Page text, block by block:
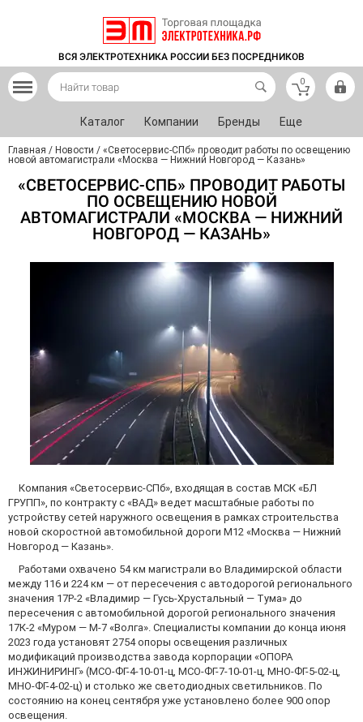
ВСЯ ЭЛЕКТРОТЕХНИКА РОССИИ БЕЗ ПОСРЕДНИКОВ
0
Каталог Компании Бренды Еще
Главная / Новости / «Светосервис-СПб» проводит работы по освещению
новой автомагистрали «Москва — Нижний Новгород — Казань»
«СВЕТОСЕРВИС-СПБ» ПРОВОДИТ РАБОТЫ
ПО ОСВЕЩЕНИЮ НОВОЙ
АВТОМАГИСТРАЛИ «МОСКВА — НИЖНИЙ
НОВГОРОД — КАЗАНЬ»
Компания «Светосервис-СПб», входящая в состав МСК «БЛ
ГРУПП», по контракту с «ВАД» ведет масштабные работы по
устройству сетей наружного освещения в рамках строительства
новой скоростной автомобильной дороги М12 «Москва — Нижний
Новгород — Казань».
Работами охвачено 54 км магистрали во Владимирской области
между 116 и 224 км — от пересечения с автодорогой регионального
значения 17Р-2 «Владимир — Гусь-Хрустальный — Тума» до
пересечения с автомобильной дорогой регионального значения
17К-2 «Муром — М-7 «Волга». Специалисты компании до конца июня
2023 года установят 2754 опоры освещения различных
модификаций производства завода корпорации «ОПОРА
ИНЖИНИРИНГ» (МСО-ФГ-4-10-01-ц, МСО-ФГ-7-10-01-ц, МНО-ФГ-5-02-ц,
МНО-ФГ-4-02-ц) и столько же светодиодных светильников. По
состоянию на конец сентября уже установлено более 900 опор
освещения.